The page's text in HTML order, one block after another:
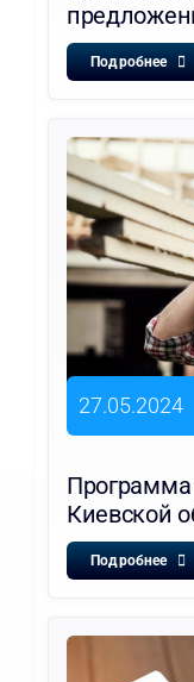
Подробнее
27.05.2024
Программа
Киевской
Подробнее